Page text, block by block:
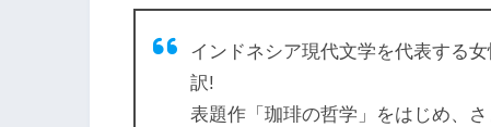
インドネシア現代文学を代表する
訳!
表題作「珈琲の哲学」をはじめ、